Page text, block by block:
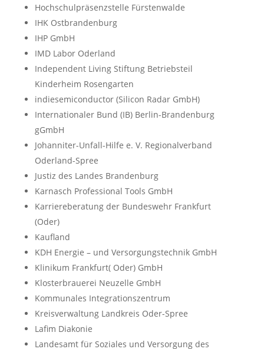
Hochschulpräsenzstelle Fürstenwalde
IHK Ostbrandenburg
IHP GmbH
IMD Labor Oderland
Independent Living Stiftung Betriebsteil
Kinderheim Rosengarten
indiesemiconductor (Silicon Radar GmbH)
Internationaler Bund (IB) Berlin-Brandenburg
gGmbH
Johanniter-Unfall-Hilfe e. V. Regionalverband
Oderland-Spree
Justiz des Landes Brandenburg
Karnasch Professional Tools GmbH
Karriereberatung der Bundeswehr Frankfurt
(Oder)
Kaufland
KDH Energie – und Versorgungstechnik GmbH
Klinikum Frankfurt( Oder) GmbH
Klosterbrauerei Neuzelle GmbH
Kommunales Integrationszentrum
Kreisverwaltung Landkreis Oder-Spree
Lafim Diakonie
Landesamt für Soziales und Versorgung des